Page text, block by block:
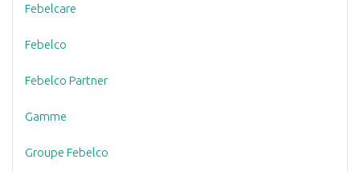
Febelcare
Febelco
Febelco Partner
Gamme
Groupe Febelco